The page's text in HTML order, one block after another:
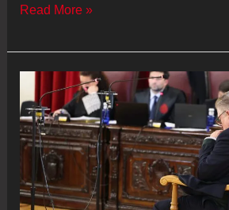
Un
convertido
hospital:
la
improvisación
el
Read More »